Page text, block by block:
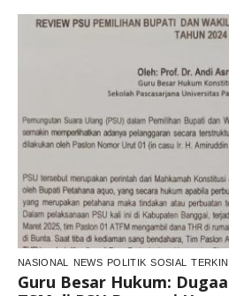
NASIONAL NEWS POLITIK SOSIAL TERKINI
Guru Besar Hukum: